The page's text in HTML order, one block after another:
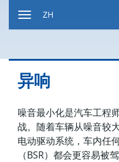
藏
航
ZH
异响
噪音最小化是汽车工程
战。随着车辆从噪音较
电动驱动系统，车内任
（BSR）都会更容易被